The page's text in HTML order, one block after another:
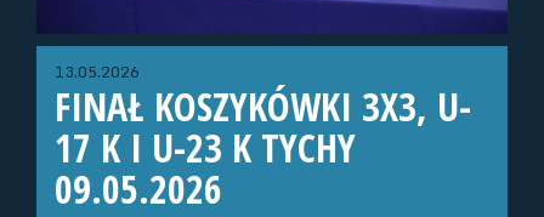
13.05.2026
FINAŁ KOSZYKÓWKI 3X3, U-
17 K I U-23 K TYCHY
09.05.2026